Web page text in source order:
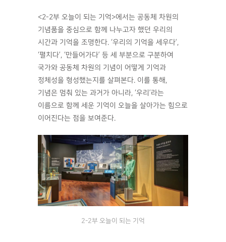
<2-2부 오늘이 되는 기억>에서는 공동체 차원의
기념품을 중심으로 함께 나누고자 했던 우리의
시간과 기억을 조명한다. ‘우리의 기억을 세우다’,
‘펼치다’, ‘만들어가다’ 등 세 부분으로 구분하여
국가와 공동체 차원의 기념이 어떻게 기억과
정체성을 형성했는지를 살펴본다. 이를 통해,
기념은 멈춰 있는 과거가 아니라, ‘우리’라는
이름으로 함께 세운 기억이 오늘을 살아가는 힘으로
이어진다는 점을 보여준다.
2-2부 오늘이 되는 기억